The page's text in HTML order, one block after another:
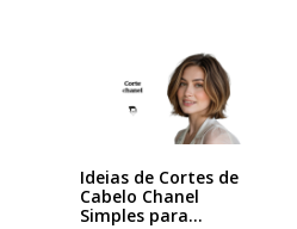
Ideias de Cortes de
Cabelo Chanel
Simples para…